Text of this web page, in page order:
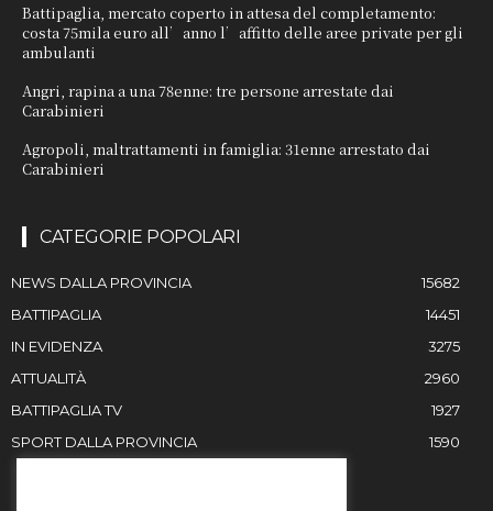
Battipaglia, mercato coperto in attesa del completamento:
costa 75mila euro all’anno l’affitto delle aree private per gli
ambulanti
Angri, rapina a una 78enne: tre persone arrestate dai
Carabinieri
Agropoli, maltrattamenti in famiglia: 31enne arrestato dai
Carabinieri
CATEGORIE POPOLARI
NEWS DALLA PROVINCIA
15682
BATTIPAGLIA
14451
IN EVIDENZA
3275
ATTUALITÀ
2960
BATTIPAGLIA TV
1927
SPORT DALLA PROVINCIA
1590